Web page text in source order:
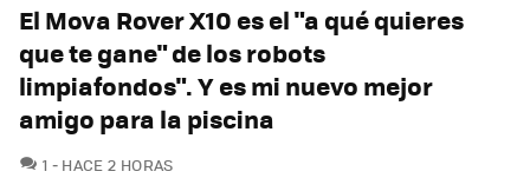
El Mova Rover X10 es el "a qué quieres
que te gane" de los robots
limpiafondos". Y es mi nuevo mejor
amigo para la piscina
1 COMENTARIOS
HACE 2 HORAS